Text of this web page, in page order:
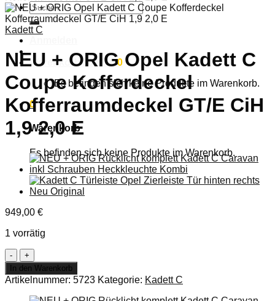
Suchen
nach:
Warenkorb / 0,00€ 0
Es befinden sich keine Produkte im Warenkorb.
0
Warenkorb
Es befinden sich keine Produkte im Warenkorb.
Kadett C
NEU + ORIG Opel Kadett C
Coupe Kofferdeckel
Kofferraumdeckel GT/E CiH
1,9 2,0 E
949,00 €
1 vorrätig
NEU
+
ORIG
Opel
Kadett
In den Warenkorb
Artikelnummer: 5723 Kategorie: Kadett C